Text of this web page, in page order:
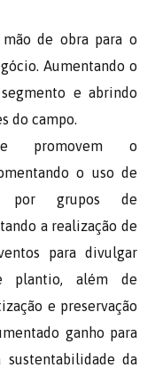
de obra para o
Aumentando o
e abrindo
do campo.
promovem o
o uso de
por grupos de
a realização de
para divulgar
plantio, além de
e preservação
ganho para
da